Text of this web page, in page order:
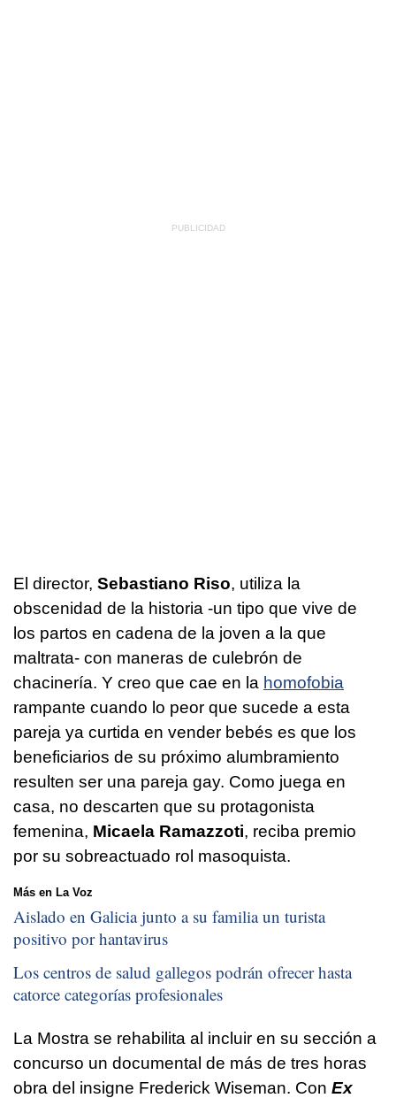
El director, Sebastiano Riso, utiliza la
obscenidad de la historia -un tipo que vive de
los partos en cadena de la joven a la que
maltrata- con maneras de culebrón de
chacinería. Y creo que cae en la homofobia
rampante cuando lo peor que sucede a esta
pareja ya curtida en vender bebés es que los
beneficiarios de su próximo alumbramiento
resulten ser una pareja gay. Como juega en
casa, no descarten que su protagonista
femenina, Micaela Ramazzoti, reciba premio
por su sobreactuado rol masoquista.
Más en La Voz
Aislado en Galicia junto a su familia un turista
positivo por hantavirus
Los centros de salud gallegos podrán ofrecer hasta
catorce categorías profesionales
La Mostra se rehabilita al incluir en su sección a
concurso un documental de más de tres horas
obra del insigne Frederick Wiseman. Con Ex